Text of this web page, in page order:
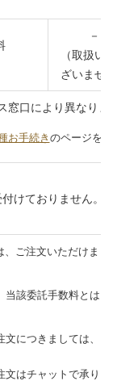
－
（取扱い
ざいませ
窓口により異なりま
お手続き のページをご
けておりません。
ご注文いただけま
当該委託手数料とは
につきましては、
文はチャットで承り